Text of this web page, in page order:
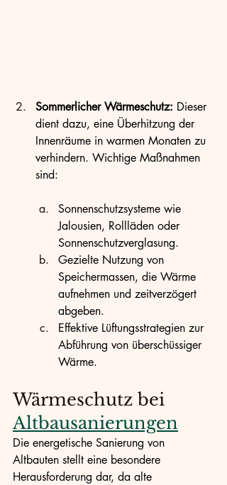
Sommerlicher Wärmeschutz: Dieser
dient dazu, eine Überhitzung der
Innenräume in warmen Monaten zu
verhindern. Wichtige Maßnahmen
sind:
Sonnenschutzsysteme wie
Jalousien, Rollläden oder
Sonnenschutzverglasung.
Gezielte Nutzung von
Speichermassen, die Wärme
aufnehmen und zeitverzögert
abgeben.
Effektive Lüftungsstrategien zur
Abführung von überschüssiger
Wärme.
Wärmeschutz bei
Altbausanierungen
Die energetische Sanierung von
Altbauten stellt eine besondere
Herausforderung dar, da alte